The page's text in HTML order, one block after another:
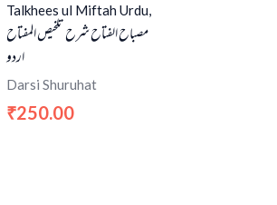
Talkhees ul Miftah Urdu,
مصباح الفتاح شرح تلخیص المفتاح
اردو
Darsi Shuruhat
₹250.00